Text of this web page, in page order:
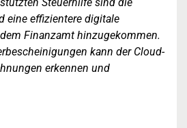
Steuerhilfe sind die
eine effizientere digitale
Finanzamt hinzugekommen.
kann der Cloud-
erkennen und